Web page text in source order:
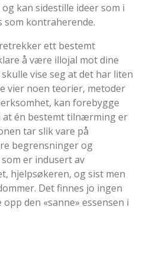
kan sidestille ideer som i
kontraherende.
ett bestemt
å være illojal mot dine
vise seg at det har liten
vier noen teorier, metoder
kan forebygge
én bestemt tilnærming er
tar slik vare på
begrensninger og
er indusert av
hjelpsøkeren, og sist men
Det finnes jo ingen
den «sanne» essensen i